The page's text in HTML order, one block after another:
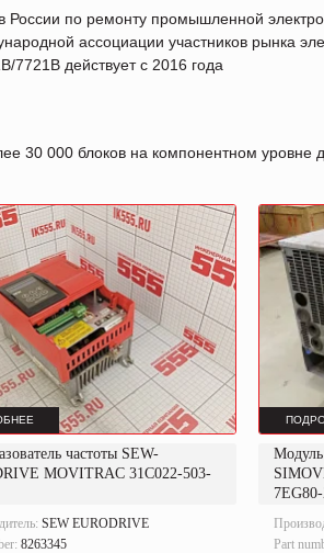
России по ремонту промышленной
ассоциации участников рынка
7721B действует с 2016 года
30 000 блоков на компонентном
частоты SEW-
MOVITRAC 31C022-503-
SEW EURODRIVE
8263345
Модуль
Part